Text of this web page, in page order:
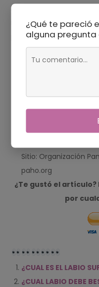
importante que estos
médico regular para
problema asociado.
Fuentes
Sitio: Organización
paho.org
¿Te gustó el
por
¿CUAL ES EL LABIO
¿CUAL LABIO DEBE
¿Qué te pareció
alguna